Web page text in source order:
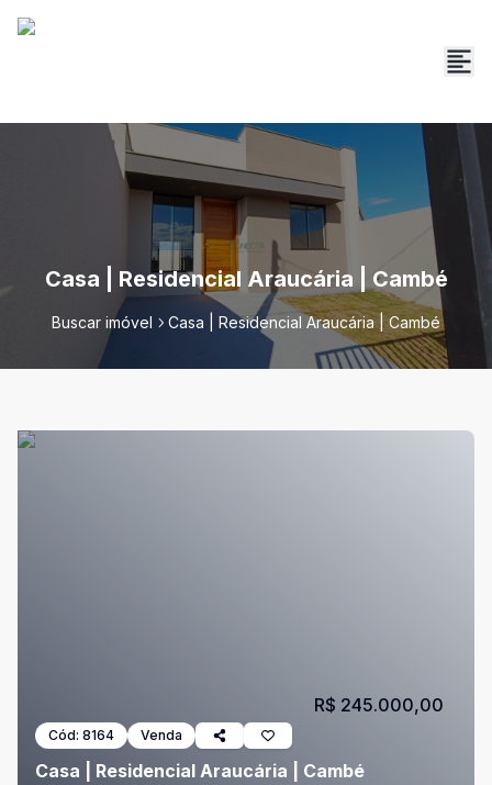
Casa | Residencial Araucária | Cambé
Buscar imóvel Casa | Residencial Araucária | Cambé
Cód: 8164 Venda
Casa | Residencial Araucária | Cambé
R$ 245.000,00